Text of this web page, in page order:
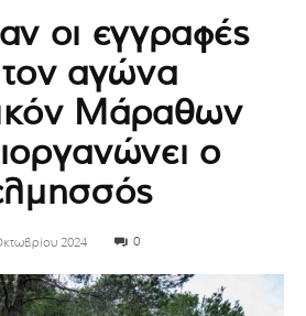
οι εγγραφές
τον αγώνα
Μάραθων
ο
2024 0